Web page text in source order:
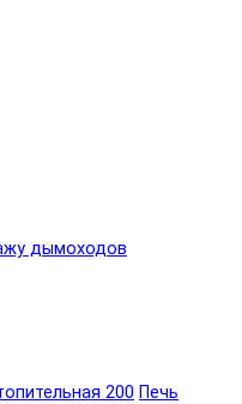
дымоходов
200 Печь